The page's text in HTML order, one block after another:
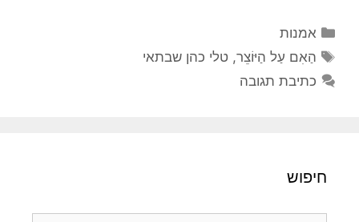
קטגוריות
אמנות
תגיות
הַאִם עַל הַיּוֹצֵר,טלי כהן שבתאי
כתיבת תגובה
חיפוש